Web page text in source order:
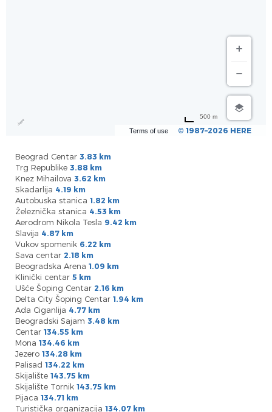
Terms of use © 1987–2026 HERE
500 m
Beograd Centar 3.83 km
Trg Republike 3.88 km
Knez Mihailova 3.62 km
Skadarlija 4.19 km
Autobuska stanica 1.82 km
Železnička stanica 4.53 km
Aerodrom Nikola Tesla 9.42 km
Slavija 4.87 km
Vukov spomenik 6.22 km
Sava centar 2.18 km
Beogradska Arena 1.09 km
Klinički centar 5 km
Ušće Šoping Centar 2.16 km
Delta City Šoping Centar 1.94 km
Ada Ciganlija 4.77 km
Beogradski Sajam 3.48 km
Centar 134.55 km
Mona 134.46 km
Jezero 134.28 km
Palisad 134.22 km
Skijalište 143.75 km
Skijalište Tornik 143.75 km
Pijaca 134.71 km
Turistička organizacija 134.07 km